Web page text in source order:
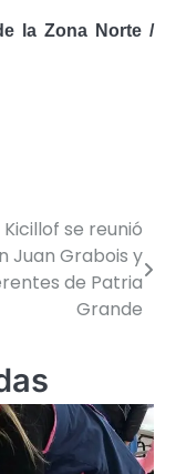
la Zona Norte /
Kicillof se reunió
Juan Grabois y
de Patria
Grande